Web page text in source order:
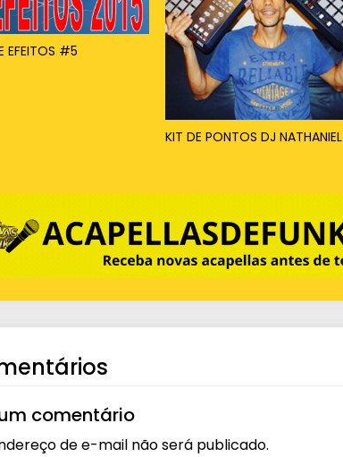
EFEITOS #5
KIT DE PONTOS DJ NATHANIEL
comentário
de e-mail não será publicado.